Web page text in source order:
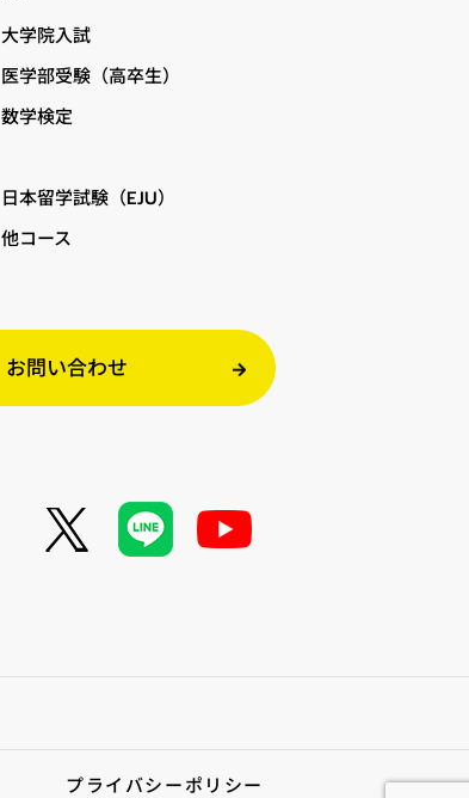
大学院入試
医学部受験（高卒生）
数学検定
日本留学試験（EJU）
他コース
お問い合わせ
プライバシーポリシー